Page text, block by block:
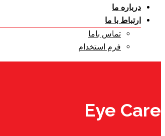
درباره ما
ارتباط با ما
تماس باما
فرم استخدام
Eye Care